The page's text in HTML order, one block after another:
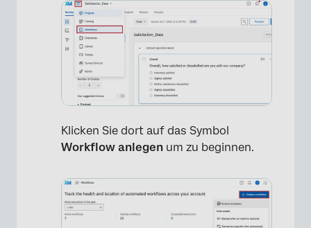
Klicken Sie dort auf das Symbol
Workflow anlegen um zu beginnen.